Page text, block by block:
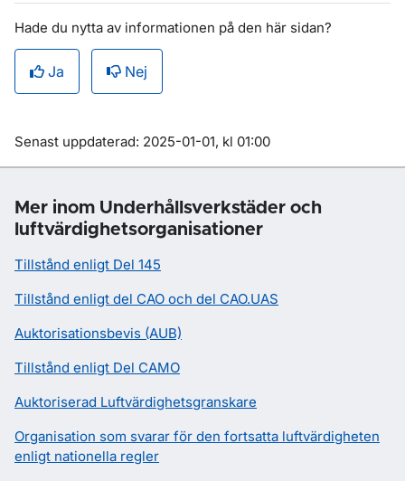
Hade du nytta av informationen på den här sidan?
Ja Nej
Om sidan
Senast uppdaterad: 2025-01-01, kl 01:00
Mer inom Underhållsverkstäder och
luftvärdighetsorganisationer
Tillstånd enligt Del 145
Tillstånd enligt del CAO och del CAO.UAS
Auktorisationsbevis (AUB)
Tillstånd enligt Del CAMO
Auktoriserad Luftvärdighetsgranskare
Organisation som svarar för den fortsatta luftvärdigheten
enligt nationella regler